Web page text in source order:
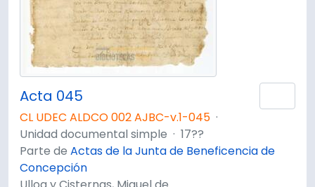
Acta 045
CL UDEC ALDCO 002 AJBC-v.1-045 ·
Unidad documental simple · 17??
Parte de Actas de la Junta de Beneficencia de
Concepción